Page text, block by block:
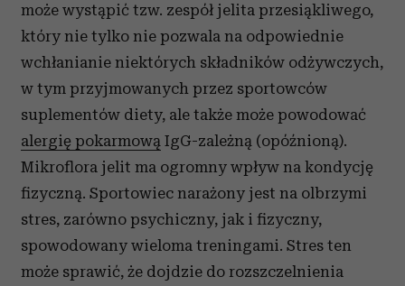
może wystąpić tzw. zespół jelita przesiąkliwego,
który nie tylko nie pozwala na odpowiednie
wchłanianie niektórych składników odżywczych,
w tym przyjmowanych przez sportowców
suplementów diety, ale także może powodować
alergię pokarmową IgG-zależną (opóźnioną).
Mikroflora jelit ma ogromny wpływ na kondycję
fizyczną. Sportowiec narażony jest na olbrzymi
stres, zarówno psychiczny, jak i fizyczny,
spowodowany wieloma treningami. Stres ten
może sprawić, że dojdzie do rozszczelnienia